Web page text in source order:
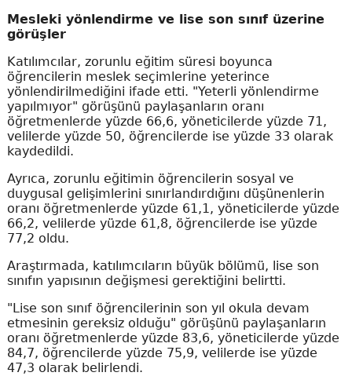
Mesleki yönlendirme ve lise son sınıf üzerine
görüşler
Katılımcılar, zorunlu eğitim süresi boyunca
öğrencilerin meslek seçimlerine yeterince
yönlendirilmediğini ifade etti. "Yeterli yönlendirme
yapılmıyor" görüşünü paylaşanların oranı
öğretmenlerde yüzde 66,6, yöneticilerde yüzde 71,
velilerde yüzde 50, öğrencilerde ise yüzde 33 olarak
kaydedildi.
Ayrıca, zorunlu eğitimin öğrencilerin sosyal ve
duygusal gelişimlerini sınırlandırdığını düşünenlerin
oranı öğretmenlerde yüzde 61,1, yöneticilerde yüzde
66,2, velilerde yüzde 61,8, öğrencilerde ise yüzde
77,2 oldu.
Araştırmada, katılımcıların büyük bölümü, lise son
sınıfın yapısının değişmesi gerektiğini belirtti.
"Lise son sınıf öğrencilerinin son yıl okula devam
etmesinin gereksiz olduğu" görüşünü paylaşanların
oranı öğretmenlerde yüzde 83,6, yöneticilerde yüzde
84,7, öğrencilerde yüzde 75,9, velilerde ise yüzde
47,3 olarak belirlendi.